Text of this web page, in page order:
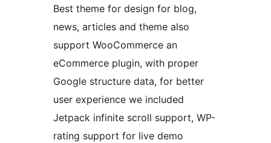
Best theme for design for blog,
news, articles and theme also
support WooCommerce an
eCommerce plugin, with proper
Google structure data, for better
user experience we included
Jetpack infinite scroll support, WP-
rating support for live demo